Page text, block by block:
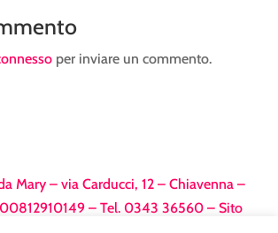
per inviare un commento.
Mary – via Carducci, 12 – Chiavenna –
– Tel. 0343 36560 – Sito